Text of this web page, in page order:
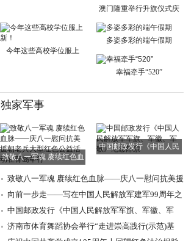
澳门隆重举行升旗仪式庆
祝回归祖国25周
今年这些高校学位服上
多姿多彩的端午假期
幸福牵手“520”
独家军事
致敬八一军魂 赓续红色血
中国邮政发行《中国人民
致敬八一军魂 赓续红色血脉——庆八一慰问抗美援
朝老兵大型红色
向前一步走——写在中国人民解放军建军99周年之
际
中国邮政发行《中国人民解放军军旗、军徽、军
歌》纪念邮票
济南市体育舞蹈协会举行“走进崇高践行(示范)基